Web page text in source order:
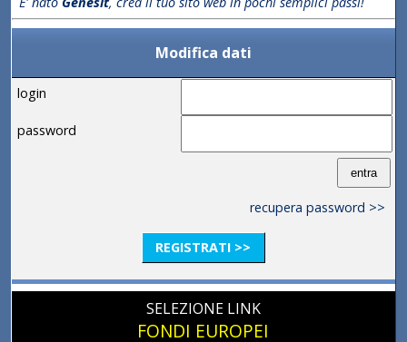
Modifica dati
login
password
recupera password >>
REGISTRATI >>
SELEZIONE LINK
FONDI EUROPEI